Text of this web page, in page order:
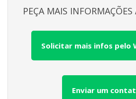
PEÇA MAIS
Solicitar mais infos pelo
Enviar um